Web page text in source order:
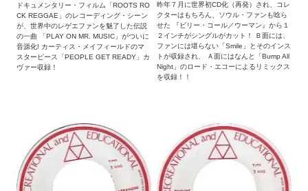
ドキュメンタリー・フィルム「ROOTS RO
CK REGGAE」のレコーディング・シーン
が、世界中のレゲエファンを魅了した伝説
の一曲 「PLAY ON MR. MUSIC」がついに
音源化! カーティス・メイフィールドのマ
スターピース「PEOPLE GET READY」カ
ヴァー収録！
昨年７月に世界初CD化（再発）され、コレ
クターはもちろん、ソウル・ファンも唸ら
せた 『ビリー・コール／ウーマン』から１
２インチがシングルがカット！ Ｂ面には、
ファンには堪らない「Smile」とそのインス
トが収録され、 Ａ面にはなんと「Bump All
Night」のロード・エコーによるリミックス
を収録！！